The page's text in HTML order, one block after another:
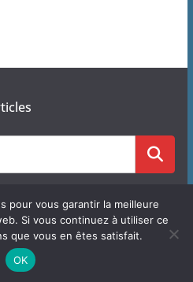
Chastre
Propulsé par
pour vous garantir la meilleure
Si vous continuez à utiliser ce
que vous en êtes satisfait.
OK